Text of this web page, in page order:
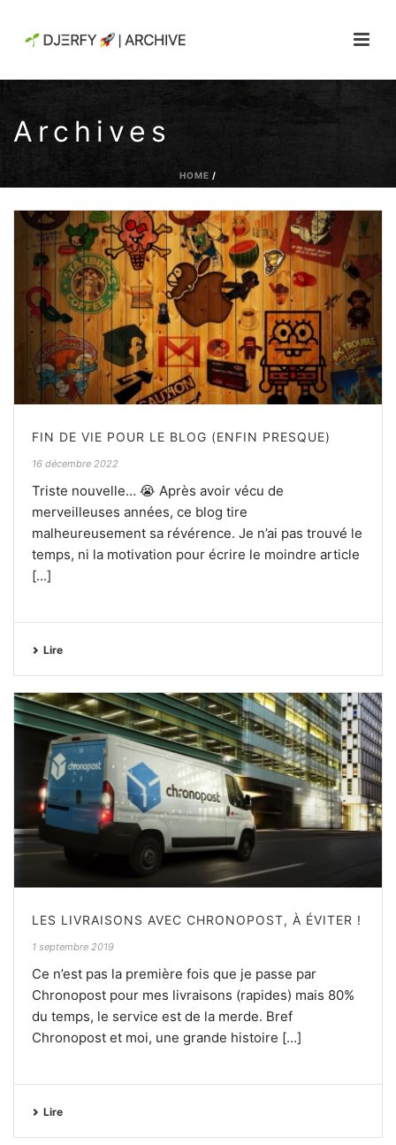
Archives
HOME /
FIN DE VIE POUR LE BLOG (ENFIN PRESQUE)
16 décembre 2022
Triste nouvelle… 😭 Après avoir vécu de
merveilleuses années, ce blog tire
malheureusement sa révérence. Je n’ai pas trouvé le
temps, ni la motivation pour écrire le moindre article
[...]
Lire
LES LIVRAISONS AVEC CHRONOPOST, À ÉVITER !
1 septembre 2019
Ce n’est pas la première fois que je passe par
Chronopost pour mes livraisons (rapides) mais 80%
du temps, le service est de la merde. Bref
Chronopost et moi, une grande histoire [...]
Lire